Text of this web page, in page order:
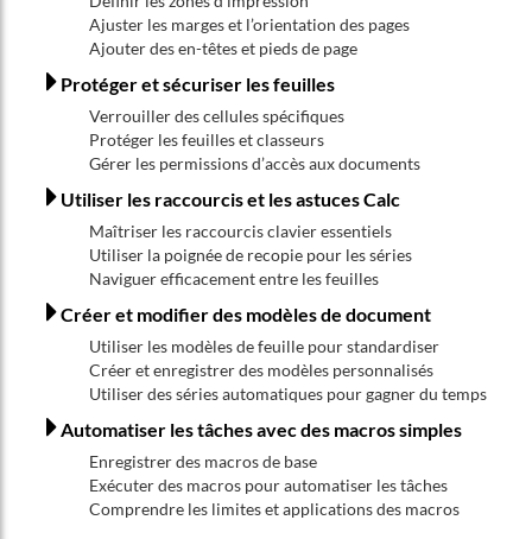
Ajuster les marges et l’orientation des pages
Ajouter des en-têtes et pieds de page
Protéger et sécuriser les feuilles
Verrouiller des cellules spécifiques
Protéger les feuilles et classeurs
Gérer les permissions d’accès aux documents
Utiliser les raccourcis et les astuces Calc
Maîtriser les raccourcis clavier essentiels
Utiliser la poignée de recopie pour les séries
Naviguer efficacement entre les feuilles
Créer et modifier des modèles de document
Utiliser les modèles de feuille pour standardiser
Créer et enregistrer des modèles personnalisés
Utiliser des séries automatiques pour gagner du temps
Automatiser les tâches avec des macros simples
Enregistrer des macros de base
Exécuter des macros pour automatiser les tâches
Comprendre les limites et applications des macros